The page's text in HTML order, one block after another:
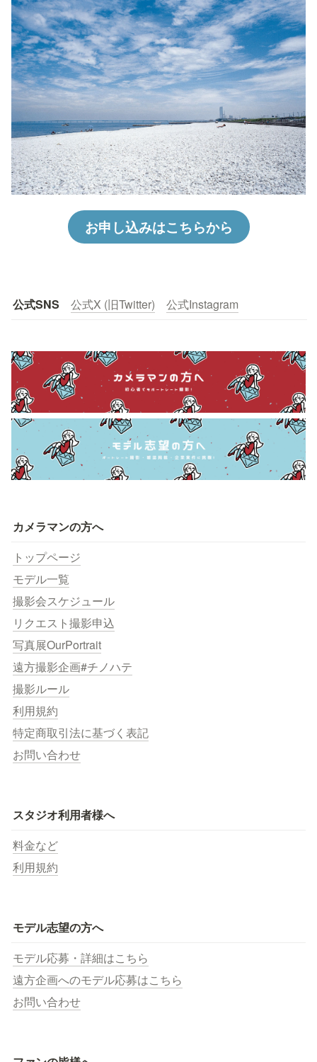
お申し込みはこちらから
公式SNS 公式X (旧Twitter) 公式Instagram
カメラマンの方へ
トップページ
モデル一覧
撮影会スケジュール
リクエスト撮影申込
写真展OurPortrait
遠方撮影企画#チノハテ
撮影ルール
利用規約
特定商取引法に基づく表記
お問い合わせ
スタジオ利用者様へ
料金など
利用規約
モデル志望の方へ
モデル応募・詳細はこちら
遠方企画へのモデル応募はこちら
お問い合わせ